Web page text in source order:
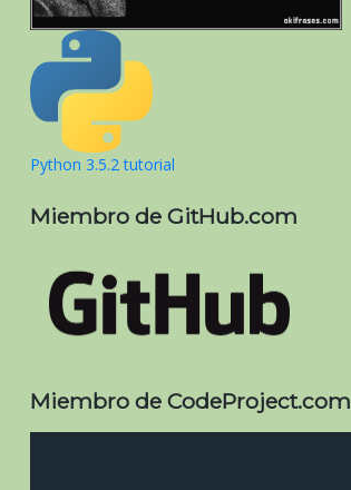
Python 3.5.2 tutorial
Miembro de GitHub.com
Miembro de CodeProject.com